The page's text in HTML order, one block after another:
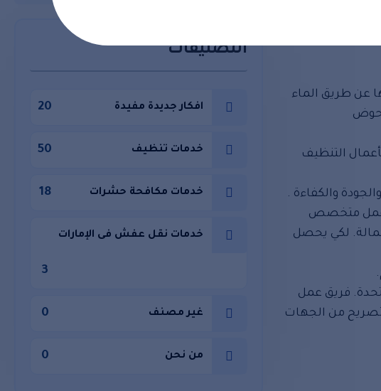
لها.
عن طريق الماء
حوض
التنظيف
والكفاءة .
عمل متخصص
لكي يحصل
فريق عمل
من الجهات
التصنيفات
افكار جديدة مفيدة 20
خدمات تنظيف 50
خدمات مكافحة حشرات 18
خدمات نقل عفش فى الإمارات
3
غير مصنف 0
من نحن 0